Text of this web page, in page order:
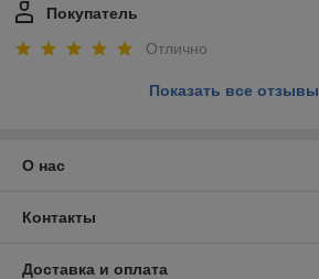
Покупатель
Отлично
Показать все отзывы
О нас
Контакты
Доставка и оплата